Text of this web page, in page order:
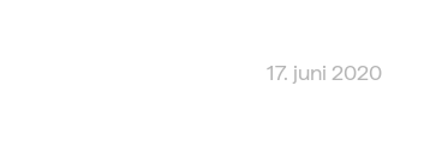
17. juni 2020